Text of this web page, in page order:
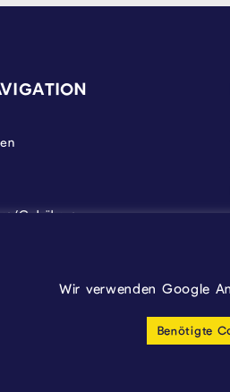
Gebühren
Wir verwenden Google
Benötigte